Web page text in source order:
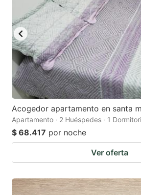
Acogedor apartamento en santa
Apartamento · 2 Huéspedes · 1
$ 68.417 por noche
Ver oferta